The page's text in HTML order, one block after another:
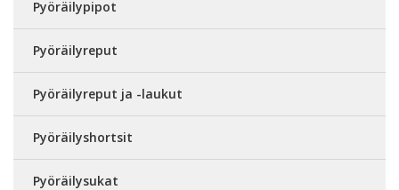
Pyöräilypipot
Pyöräilyreput
Pyöräilyreput ja -laukut
Pyöräilyshortsit
Pyöräilysukat